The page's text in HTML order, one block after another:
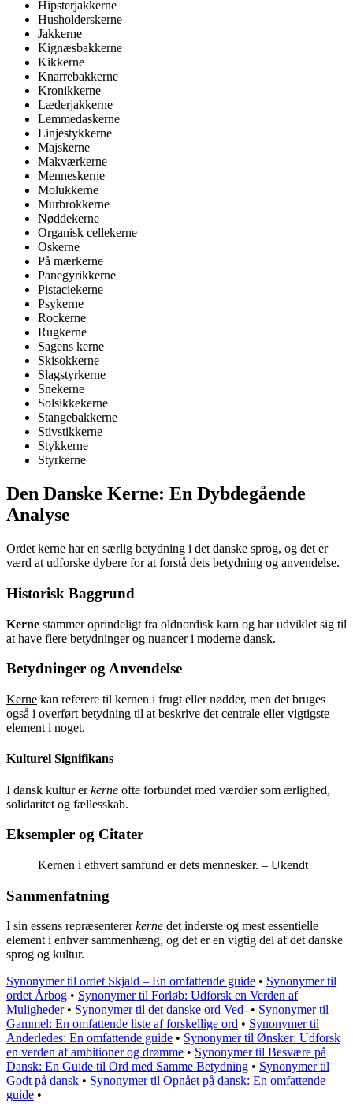
Hipsterjakkerne
Husholderskerne
Jakkerne
Kignæsbakkerne
Kikkerne
Knarrebakkerne
Kronikkerne
Læderjakkerne
Lemmedaskerne
Linjestykkerne
Majskerne
Makværkerne
Menneskerne
Molukkerne
Murbrokkerne
Nøddekerne
Organisk cellekerne
Oskerne
På mærkerne
Panegyrikkerne
Pistaciekerne
Psykerne
Rockerne
Rugkerne
Sagens kerne
Skisokkerne
Slagstyrkerne
Snekerne
Solsikkekerne
Stangebakkerne
Stivstikkerne
Stykkerne
Styrkerne
Den Danske Kerne: En Dybdegående
Analyse
Ordet kerne har en særlig betydning i det danske sprog, og det er
værd at udforske dybere for at forstå dets betydning og anvendelse.
Historisk Baggrund
Kerne stammer oprindeligt fra oldnordisk karn og har udviklet sig til
at have flere betydninger og nuancer i moderne dansk.
Betydninger og Anvendelse
Kerne kan referere til kernen i frugt eller nødder, men det bruges
også i overført betydning til at beskrive det centrale eller vigtigste
element i noget.
Kulturel Signifikans
I dansk kultur erkerne ofte forbundet med værdier som ærlighed,
solidaritet og fællesskab.
Eksempler og Citater
Kernen i ethvert samfund er dets mennesker. – Ukendt
Sammenfatning
I sin essens repræsentererkerne det inderste og mest essentielle
element i enhver sammenhæng, og det er en vigtig del af det danske
sprog og kultur.
Synonymer til ordet Skjald – En omfattende guide • Synonymer til
ordet Årbog • Synonymer til Forløb: Udforsk en Verden af
Muligheder• Synonymer til det danske ord Ved- • Synonymer til
Gammel: En omfattende liste af forskellige ord • Synonymer til
Anderledes: En omfattende guide • Synonymer til Ønsker: Udforsk
en verden af ambitioner og drømme • Synonymer til Besvære på
Dansk: En Guide til Ord med Samme Betydning • Synonymer til
Godt på dansk • Synonymer til Opnået på dansk: En omfattende
guide •